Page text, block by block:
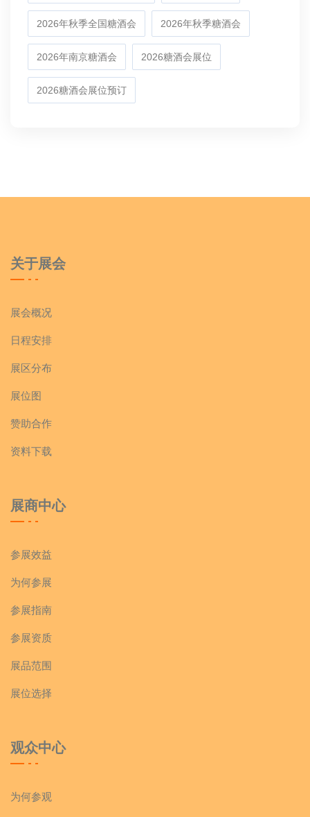
2026年秋季全国糖酒会 2026年秋季糖酒会
2026年南京糖酒会 2026糖酒会展位
2026糖酒会展位预订
关于展会
展会概况
日程安排
展区分布
展位图
赞助合作
资料下载
展商中心
参展效益
为何参展
参展指南
参展资质
展品范围
展位选择
观众中心
为何参观